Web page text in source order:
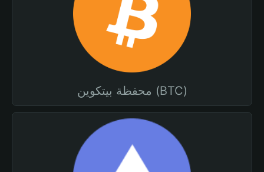
محفظة بيتكوين (BTC)